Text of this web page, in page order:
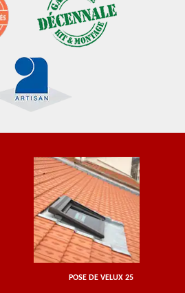
POSE DE VELUX 25